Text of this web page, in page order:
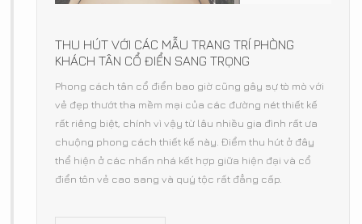
THU HÚT VỚI CÁC MẪU TRANG TRÍ PHÒNG
KHÁCH TÂN CỔ ĐIỂN SANG TRỌNG
Phong cách tân cổ điển bao giờ cũng gây sự tò mò với
vẻ đẹp thướt tha mềm mại của các đường nét thiết kế
rất riêng biệt, chính vì vậy từ lâu nhiều gia đình rất ưa
chuộng phong cách thiết kế này. Điểm thu hút ở đây
thể hiện ở các nhấn nhá kết hợp giữa hiện đại và cổ
điển tôn vẻ cao sang và quý tộc rất đẳng cấp.